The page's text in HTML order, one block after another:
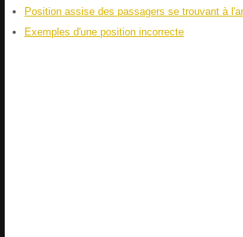
Position assise des passagers se trouvant à
Exemples d'une position incorrecte